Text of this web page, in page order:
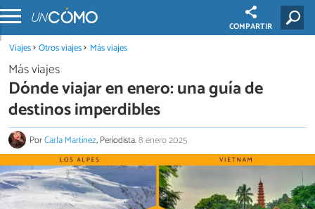
COMPARTIR
Viajes Otros viajes Más viajes
Más viajes
Dónde viajar en enero: una guía de
destinos imperdibles
PorCarla Martínez, Periodista.8 enero 2025